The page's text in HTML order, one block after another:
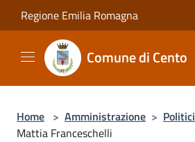
Salta al contenuto principale
Regione Emilia Romagna
Comune di Cento
Home > Amministrazione > Politici
Mattia Franceschelli